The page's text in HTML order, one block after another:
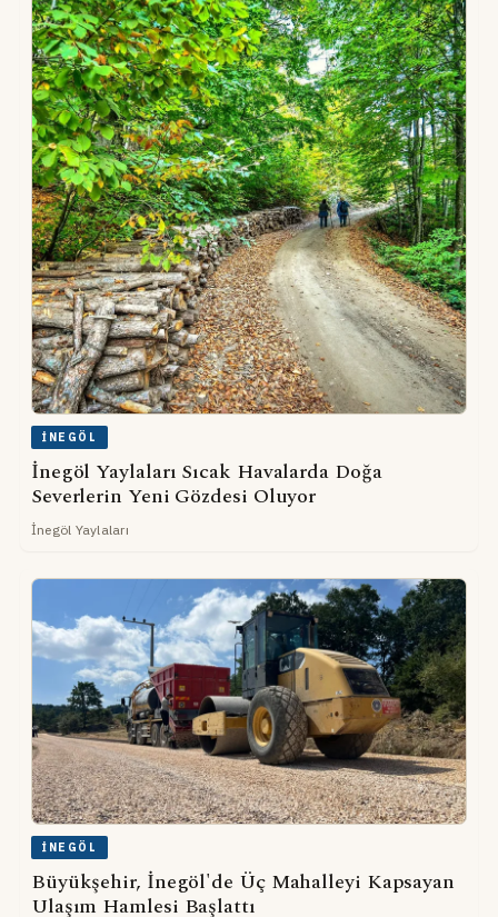
İNEGÖL
İnegöl Yaylaları Sıcak Havalarda Doğa
Severlerin Yeni Gözdesi Oluyor
İnegöl Yaylaları
İNEGÖL
Büyükşehir, İnegöl'de Üç Mahalleyi Kapsayan
Ulaşım Hamlesi Başlattı